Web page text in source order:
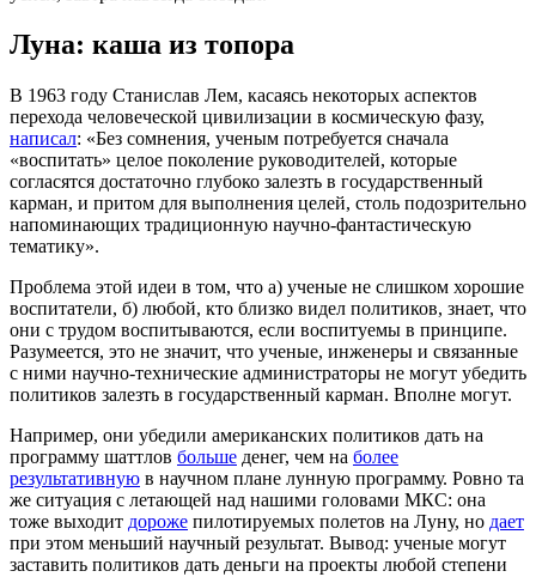
Луна: каша из топора
В 1963 году Станислав Лем, касаясь некоторых аспектов
перехода человеческой цивилизации в космическую фазу,
написал: «Без сомнения, ученым потребуется сначала
«воспитать» целое поколение руководителей, которые
согласятся достаточно глубоко залезть в государственный
карман, и притом для выполнения целей, столь подозрительно
напоминающих традиционную научно-фантастическую
тематику».
Проблема этой идеи в том, что а) ученые не слишком хорошие
воспитатели, б) любой, кто близко видел политиков, знает, что
они с трудом воспитываются, если воспитуемы в принципе.
Разумеется, это не значит, что ученые, инженеры и связанные
с ними научно-технические администраторы не могут убедить
политиков залезть в государственный карман. Вполне могут.
Например, они убедили американских политиков дать на
программу шаттлов больше денег, чем на более
результативную в научном плане лунную программу. Ровно та
же ситуация с летающей над нашими головами МКС: она
тоже выходит дороже пилотируемых полетов на Луну, но дает
при этом меньший научный результат. Вывод: ученые могут
заставить политиков дать деньги на проекты любой степени